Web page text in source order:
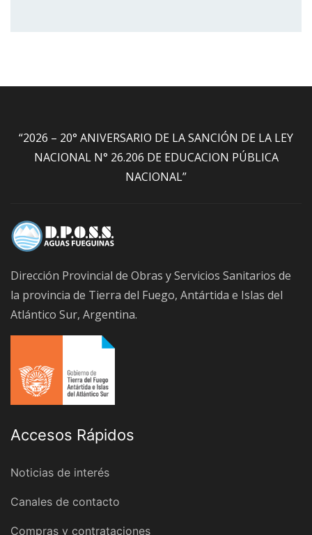
“2026 – 20° ANIVERSARIO DE LA SANCIÓN DE LA LEY
NACIONAL N° 26.206 DE EDUCACION PÚBLICA
NACIONAL”
Dirección Provincial de Obras y Servicios Sanitarios de
la provincia de Tierra del Fuego, Antártida e Islas del
Atlántico Sur, Argentina.
Accesos Rápidos
Noticias de interés
Canales de contacto
Compras y contrataciones